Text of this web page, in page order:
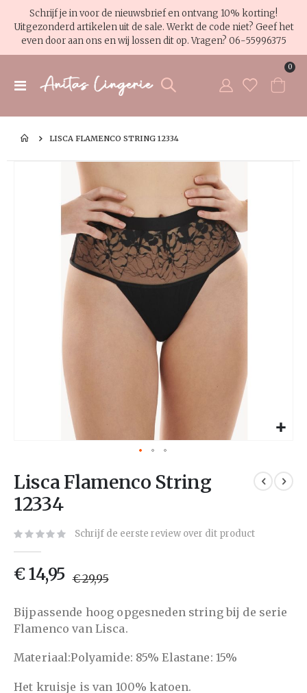
Schrijf je in voor de nieuwsbrief en ontvang 10% korting!
Uitgezonderd artikelen uit de sale. Werkt de code niet? Geef het
even door aan ons en wij lossen dit op. Vragen? 06-55996375
Toggle
Cart
0
LISCA FLAMENCO STRING 12334
afbeeldingen-
Lisca Flamenco String
12334
Schrijf de eerste review over dit product
€ 14,95 € 29,95
Bijpassende hoog opgesneden string bij de serie
Flamenco van Lisca.
Materiaal:Polyamide: 85% Elastane: 15%
Het kruisje is van 100% katoen.